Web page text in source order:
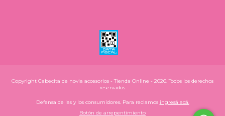
Copyright Cabecita de novia accesorios - Tienda Online - 2026. Todos los derechos
reservados.
Defensa de las y los consumidores. Para reclamos ingresá acá.
Botón de arrepentimiento